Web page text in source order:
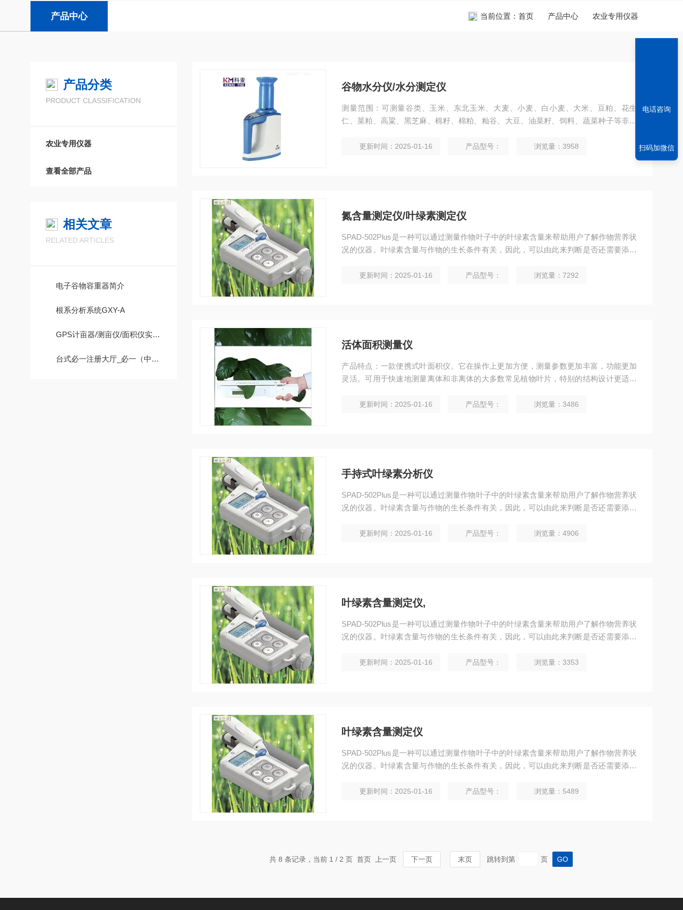
产品中心 当前位置： 首页 产品中心 农业专用仪器
产品分类
PRODUCT CLASSIFICATION
农业专用仪器
查看全部产品
相关文章
RELATED ARTICLES
电子谷物容重器简介
根系分析系统GXY-A
GPS计亩器/测亩仪/面积仪实现土地面积测定及双单位显示
台式必一注册大厅_必一（中国）广泛应用于以下领域中
谷物水分仪/水分测定仪
测量范围：可测量谷类、玉米、东北玉米、大麦、小麦、白小麦、大米、豆粕、花生
仁、菜粕、高粱、黑芝麻、棉籽、棉粕、籼谷、大豆、油菜籽、饲料、蔬菜种子等非金
更新时间：2025-01-16 产品型号： 浏览量：3958
氮含量测定仪/叶绿素测定仪
SPAD-502Plus是一种可以通过测量作物叶子中的叶绿素含量来帮助用户了解作物营养状
况的仪器。叶绿素含量与作物的生长条件有关，因此，可以由此来判断是否还需要添加
更新时间：2025-01-16 产品型号： 浏览量：7292
活体面积测量仪
产品特点：一款便携式叶面积仪。它在操作上更加方便，测量参数更加丰富，功能更加
灵活。可用于快速地测量离体和非离体的大多数常见植物叶片，特别的结构设计更适合
的长宽比及形状因子两个参数。
更新时间：2025-01-16 产品型号： 浏览量：3486
手持式叶绿素分析仪
SPAD-502Plus是一种可以通过测量作物叶子中的叶绿素含量来帮助用户了解作物营养状
况的仪器。叶绿素含量与作物的生长条件有关，因此，可以由此来判断是否还需要添加
更新时间：2025-01-16 产品型号： 浏览量：4906
叶绿素含量测定仪,
SPAD-502Plus是一种可以通过测量作物叶子中的叶绿素含量来帮助用户了解作物营养状
况的仪器。叶绿素含量与作物的生长条件有关，因此，可以由此来判断是否还需要添加
更新时间：2025-01-16 产品型号： 浏览量：3353
叶绿素含量测定仪
SPAD-502Plus是一种可以通过测量作物叶子中的叶绿素含量来帮助用户了解作物营养状
况的仪器。叶绿素含量与作物的生长条件有关，因此，可以由此来判断是否还需要添加
更新时间：2025-01-16 产品型号： 浏览量：5489
共 8 条记录，当前 1 / 2 页 首页 上一页 下一页 末页 跳转到第 页
电话咨询
扫码加微信